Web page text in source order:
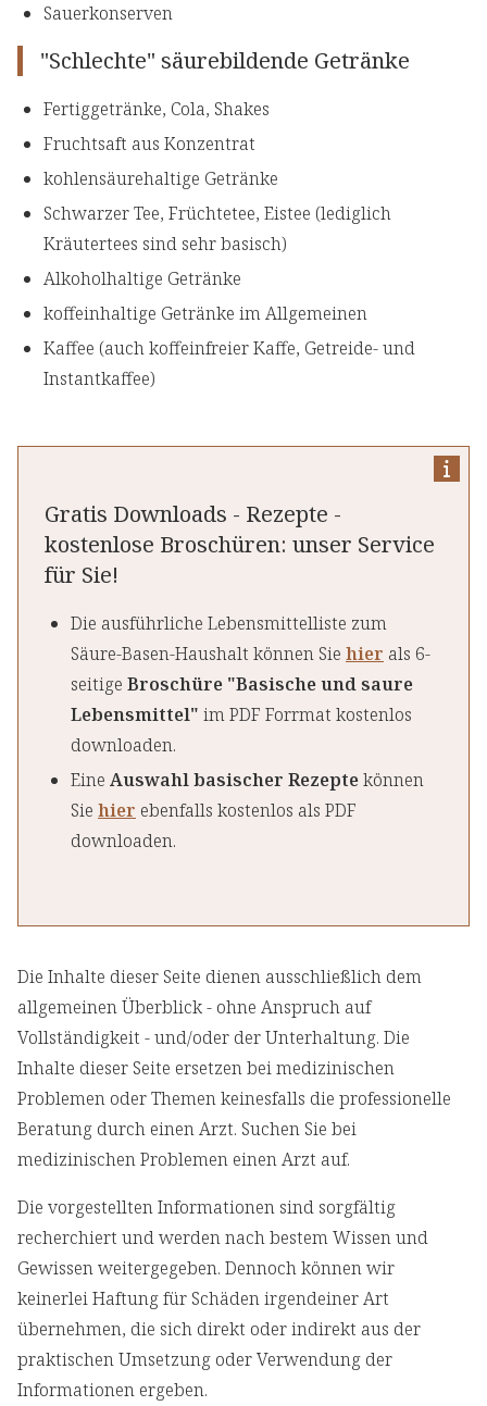
Sauerkonserven
"Schlechte" säurebildende Getränke
Fertiggetränke, Cola, Shakes
Fruchtsaft aus Konzentrat
kohlensäurehaltige Getränke
Schwarzer Tee, Früchtetee, Eistee (lediglich
Kräutertees sind sehr basisch)
Alkoholhaltige Getränke
koffeinhaltige Getränke im Allgemeinen
Kaffee (auch koffeinfreier Kaffe, Getreide- und
Instantkaffee)
Gratis Downloads - Rezepte -
kostenlose Broschüren: unser Service
für Sie!
Die ausführliche Lebensmittelliste zum
Säure-Basen-Haushalt können Sie hier als 6-
seitige Broschüre "Basische und saure
Lebensmittel" im PDF Forrmat kostenlos
downloaden.
Eine Auswahl basischer Rezeptekönnen
Sie hier ebenfalls kostenlos als PDF
downloaden.
Die Inhalte dieser Seite dienen ausschließlich dem
allgemeinen Überblick - ohne Anspruch auf
Vollständigkeit - und/oder der Unterhaltung. Die
Inhalte dieser Seite ersetzen bei medizinischen
Problemen oder Themen keinesfalls die professionelle
Beratung durch einen Arzt. Suchen Sie bei
medizinischen Problemen einen Arzt auf.
Die vorgestellten Informationen sind sorgfältig
recherchiert und werden nach bestem Wissen und
Gewissen weitergegeben. Dennoch können wir
keinerlei Haftung für Schäden irgendeiner Art
übernehmen, die sich direkt oder indirekt aus der
praktischen Umsetzung oder Verwendung der
Informationen ergeben.